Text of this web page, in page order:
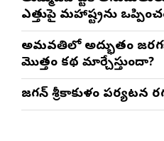
ఎత్తుపై మ‌హారాష్ట్రను
అమరావతిలో అద్భుతం
మొత్తం కథ మార్చేస్తుందా?
జగన్ శ్రీకాకుళం పర్యటన